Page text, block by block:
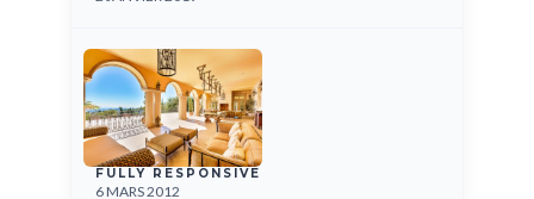
FULLY RESPONSIVE
6 MARS 2012